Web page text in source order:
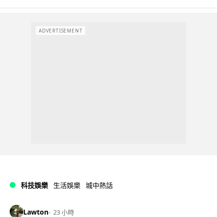
ADVERTISEMENT
科技娛樂 生活娛樂 城中熱話
Lawton 23 小時